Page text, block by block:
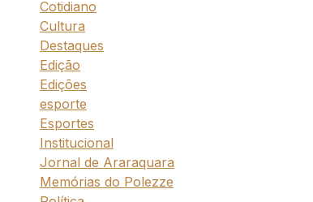
Cotidiano
Cultura
Destaques
Edição
Edições
esporte
Esportes
Institucional
Jornal de Araraquara
Memórias do Polezze